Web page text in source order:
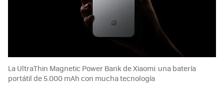
La UltraThin Magnetic Power Bank de Xiaomi: una batería
portátil de 5.000 mAh con mucha tecnología